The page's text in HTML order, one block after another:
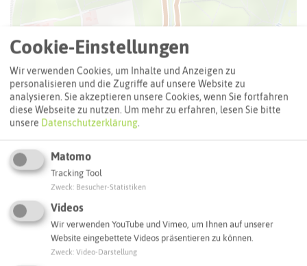
Adresse:
Cookie-Einstellungen
Wir verwenden Cookies, um Inhalte und Anzeigen zu
personalisieren und die Zugriffe auf unsere Website zu
analysieren. Sie akzeptieren unsere Cookies, wenn Sie fortfahren
diese Webseite zu nutzen. Um mehr zu erfahren, lesen Sie bitte
unsere Datenschutzerklärung.
Matomo
Tracking Tool
Zweck Besucher-Statistiken
Videos
Wir verwenden YouTube und Vimeo, um Ihnen auf unserer
Website eingebettete Videos präsentieren zu können.
Zweck Video-Darstellung